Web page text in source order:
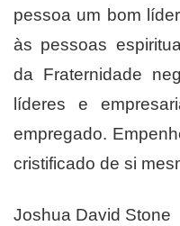
pessoa um bom
às pessoas
da Fraternidade
líderes e
empregado.
cristificado de si
Joshua David Stone